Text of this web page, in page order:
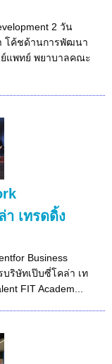
2 วัน
โค้ชด้านการพัฒนา
ย์แพทย์ พยาบาลคณะ
เทรดดิ้ง
Business
บริษัทเป๊บซี่โคล่า เท
FIT Academ...